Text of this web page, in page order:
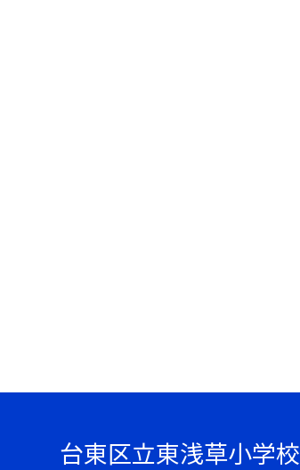
台東区立東浅草小学校